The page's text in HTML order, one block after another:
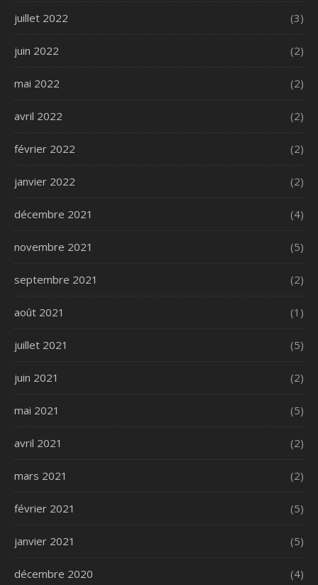
juillet 2022 (3)
juin 2022 (2)
mai 2022 (2)
avril 2022 (2)
février 2022 (2)
janvier 2022 (2)
décembre 2021 (4)
novembre 2021 (5)
septembre 2021 (2)
août 2021 (1)
juillet 2021 (5)
juin 2021 (2)
mai 2021 (5)
avril 2021 (2)
mars 2021 (2)
février 2021 (5)
janvier 2021 (5)
décembre 2020 (4)